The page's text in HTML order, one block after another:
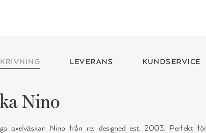
LEVERANS KUNDSERVICE
Nino
axelväskan Nino från re: designed est. 2003. Perfekt